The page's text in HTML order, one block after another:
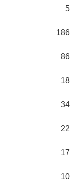
5
186
86
18
34
22
17
10